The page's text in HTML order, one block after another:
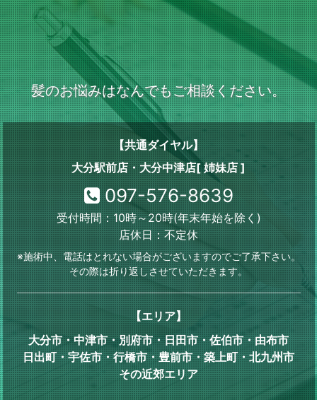
髪のお悩みはなんでもご相談ください。
【共通ダイヤル】
大分駅前店・大分中津店[ 姉妹店 ]
097-576-8639
受付時間：10時～20時(年末年始を除く)
店休日：不定休
※施術中、電話はとれない場合がございますのでご了承下さい。
その際は折り返しさせていただきます。
【エリア】
大分市・中津市・別府市・日田市・佐伯市・由布市
日出町・宇佐市・行橋市・豊前市・築上町・北九州市
その近郊エリア